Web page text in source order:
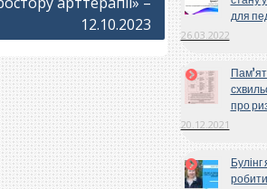
12.10.2023
для
26.03.2022
про
20.12.2021